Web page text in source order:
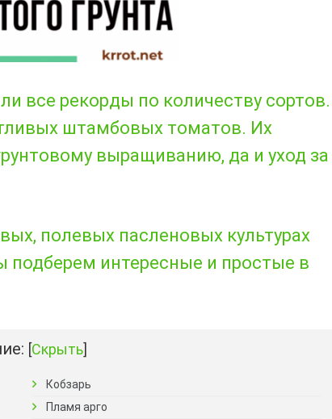
все рекорды по количеству сортов.
штамбовых томатов. Их
выращиванию, да и уход за
полевых пасленовых культурах
интересные и простые в
[Скрыть]
Кобзарь
Пламя арго